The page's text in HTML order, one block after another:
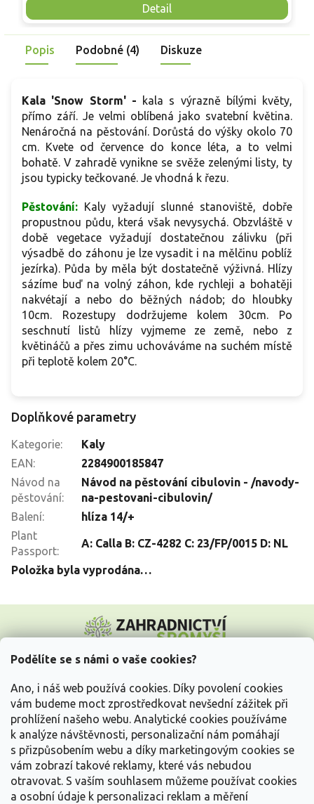
Podělíte se s námi o vaše cookies?
Ano, i náš web používá cookies. Díky povolení cookies
vám budeme moct zprostředkovat nevšední zážitek při
prohlížení našeho webu. Analytické cookies používáme
k analýze návštěvnosti, personalizační nám pomáhají
s přizpůsobením webu a díky marketingovým cookies se
vám zobrazí takové reklamy, které vás nebudou
otravovat. S vaším souhlasem můžeme používat cookies
a osobní údaje k personalizaci reklam a měření
Detail
zelenými listy na šlahounech. V květnu kvetou bílými květy
se žlutým středem. Smetanově bílé, středně velké plody se
sytě červenými nažkami dozrávají do sladké, výrazně
aromatické chuti s tóny ananasu, vhodné k dezertnímu
využití.
Popis Podobné (4) Diskuze
Kala 'Snow Storm' -
kala s výrazně bílými květy,
přímo září. Je velmi oblíbená jako svatební květina.
Nenáročná na pěstování. Dorůstá do výšky okolo 70
cm. Kvete od července do konce léta, a to velmi
bohatě. V zahradě vynikne se svěže zelenými listy, ty
jsou typicky tečkované. Je vhodná k řezu.
Pěstování: Kaly vyžadují slunné stanoviště, dobře
propustnou půdu, která však nevysychá. Obzvláště v
době vegetace vyžadují dostatečnou zálivku (při
výsadbě do záhonu je lze vysadit i na mělčinu poblíž
jezírka). Půda by měla být dostatečně výživná. Hlízy
sázíme buď na volný záhon, kde rychleji a bohatěji
nakvétají a nebo do běžných nádob; do hloubky
10cm. Rozestupy dodržujeme kolem 30cm. Po
seschnutí listů hlízy vyjmeme ze země, nebo z
květináčů a přes zimu uchováváme na suchém místě
při teplotě kolem 20°C.
Doplňkové parametry
Kategorie:
Kaly
EAN:
2284900185847
Návod na
pěstování:
Návod na pěstování cibulovin - /navody-
na-pestovani-cibulovin/
Balení:
hlíza 14/+
Plant
Passport:
A: Calla B: CZ-4282 C: 23/FP/0015 D: NL
Položka byla vyprodána…
p
Vše o nákupu
Informace pro Vás
Kontakujte nás